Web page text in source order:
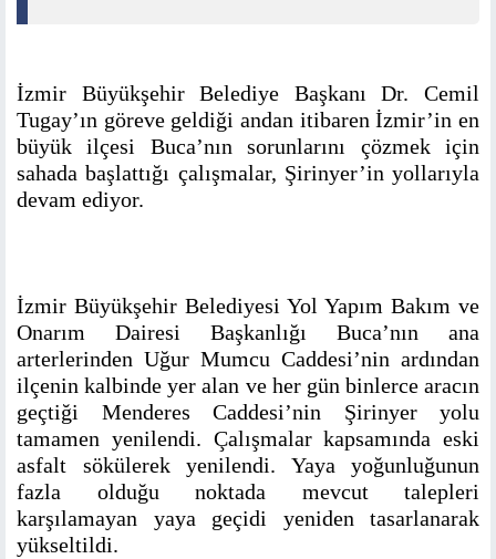
İzmir Büyükşehir Belediye Başkanı Dr. Cemil
Tugay’ın göreve geldiği andan itibaren İzmir’in en
büyük ilçesi Buca’nın sorunlarını çözmek için
sahada başlattığı çalışmalar, Şirinyer’in yollarıyla
devam ediyor.
İzmir Büyükşehir Belediyesi Yol Yapım Bakım ve
Onarım Dairesi Başkanlığı Buca’nın ana
arterlerinden Uğur Mumcu Caddesi’nin ardından
ilçenin kalbinde yer alan ve her gün binlerce aracın
geçtiği Menderes Caddesi’nin Şirinyer yolu
tamamen yenilendi. Çalışmalar kapsamında eski
asfalt sökülerek yenilendi. Yaya yoğunluğunun
fazla olduğu noktada mevcut talepleri
karşılamayan yaya geçidi yeniden tasarlanarak
yükseltildi.